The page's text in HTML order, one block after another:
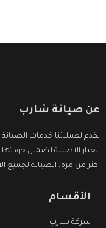
عن صيانة شارب
نقدم لعملائنا خدمات
الغيار الاصلية لضمان
اكثر من مرة، الصيانة لجميع
الأقسام
شركة شارب